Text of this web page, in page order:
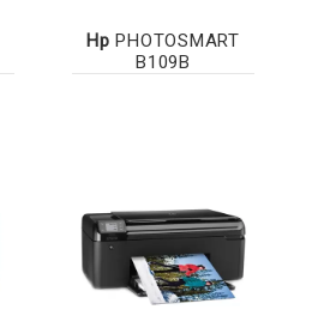
Hp PHOTOSMART
B109B